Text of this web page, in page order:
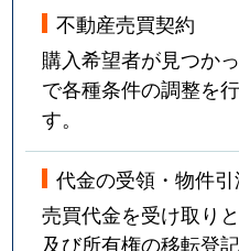
不動産売買契約
購入希望者が見つか
で各種条件の調整を
す。
代金の受領・物件引
売買代金を受け取り
及び所有権の移転登